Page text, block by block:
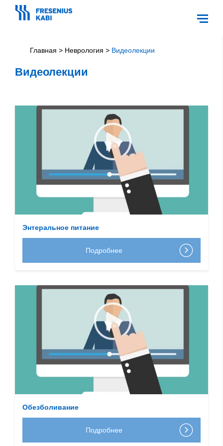
Главная > Неврология > Видеолекции
Видеолекции
Энтеральное питание
Подробнее
Обезболивание
Подробнее